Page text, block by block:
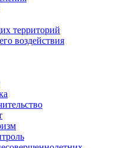
территорий
воздействия